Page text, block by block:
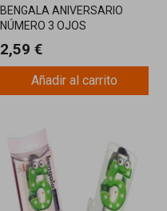
BENGALA ANIVERSARIO
NÚMERO 3 OJOS
2,59 €
Añadir al carrito